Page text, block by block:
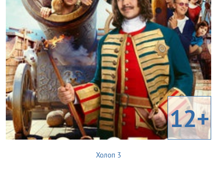
12+
Холоп 3